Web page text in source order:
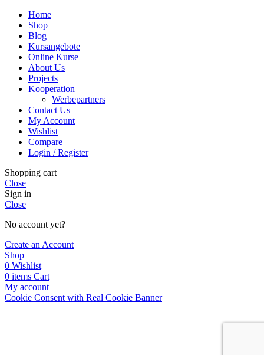
Home
Shop
Blog
Kursangebote
Online Kurse
About Us
Projects
Kooperation
Werbepartners
Contact Us
My Account
Wishlist
Compare
Login / Register
Shopping cart
Close
Sign in
Close
No account yet?
Create an Account
Shop
0 Wishlist
0 items Cart
My account
Cookie Consent with Real Cookie Banner